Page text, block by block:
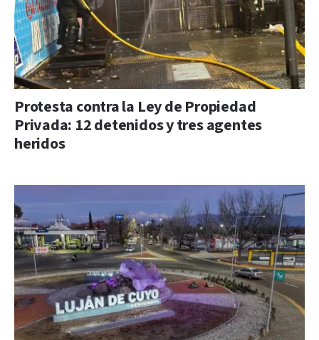
Protesta contra la Ley de Propiedad
Privada: 12 detenidos y tres agentes
heridos